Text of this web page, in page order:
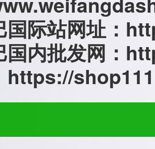
国际站网址：
内批发网：
https://